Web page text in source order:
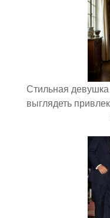
Стильная
выглядеть